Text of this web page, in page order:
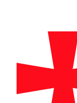
Xe para
seu banco e